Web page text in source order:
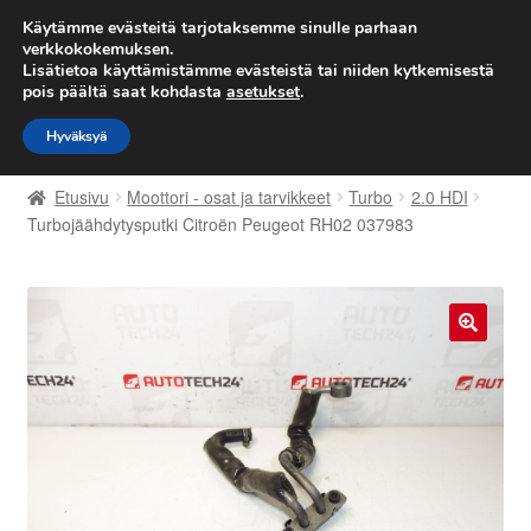
TOIMITUS alkaen 7 EUR
Siirry
navigointiin
Siirry
sisältöön
Etusivu
Kärry
Maailmanlaajuinen toimitus
Etusivu Moottori - osat ja tarvikkeet Turbo
2.0 HDI
Turbojäähdytysputki Citroën Peugeot RH02 037983
Käytämme evästeitä tarjotaksemme sinulle parhaan
verkkokokemuksen.
Lisätietoa käyttämistämme evästeistä tai niiden kytkemisestä
pois päältä saat kohdasta asetukset.
Hyväksyä